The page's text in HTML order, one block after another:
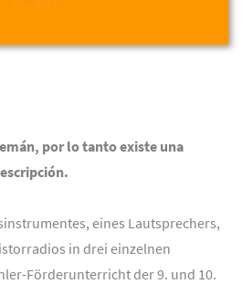
por lo tanto existe una
eines Lautsprechers,
in drei einzelnen
Förderunterricht der 9. und 10.